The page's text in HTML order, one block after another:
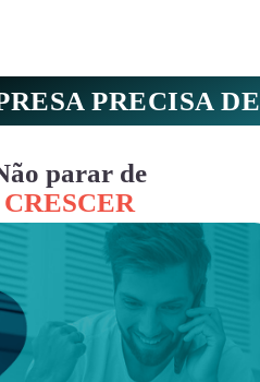
PRECISA DE
parar de
CRESCER